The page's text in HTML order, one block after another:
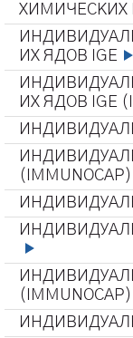
ХИМИЧЕСКИХ
ИХ ЯДОВ IGE
ИХ ЯДОВ IGE
(IMMUNOCAP)
(IMMUNOCAP)